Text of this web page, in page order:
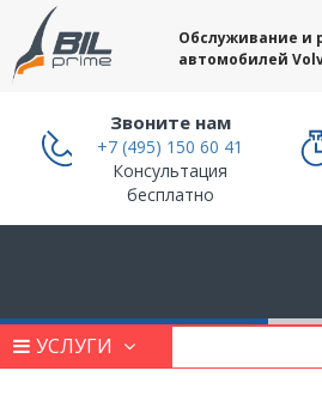
Обслуживание и
автомобилей
Звоните нам
+7 (495) 150 60 41
Консультация
бесплатно
УСЛУГИ